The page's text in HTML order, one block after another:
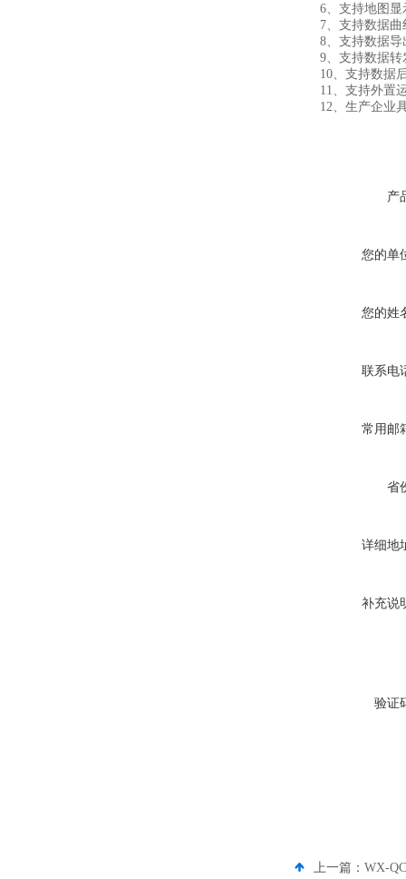
6、支持地图显
7、支持数据曲
8、支持数据导
9、支持数据转发
10、支持数据后
11、支持外置运
12、生产企业具
产
您的单
您的姓
联系电
常用邮
省
详细地
补充说
验证
上一篇： WX-